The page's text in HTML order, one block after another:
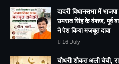
दादरी विधानसभा में
उमराव सिंह के वंशज, पूर्व
ने पेश किया मजबूत दावा
16 July
चौधरी शौकत अली चेची,